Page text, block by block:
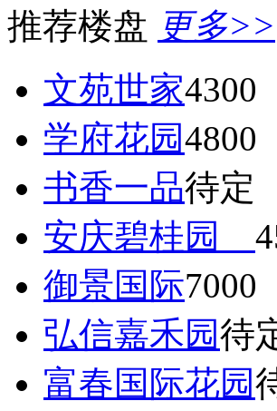
推荐楼盘 更多>>
文苑世家4300
学府花园4800
书香一品待定
安庆碧桂园
御景国际7000
弘信嘉禾园待
富春国际花园